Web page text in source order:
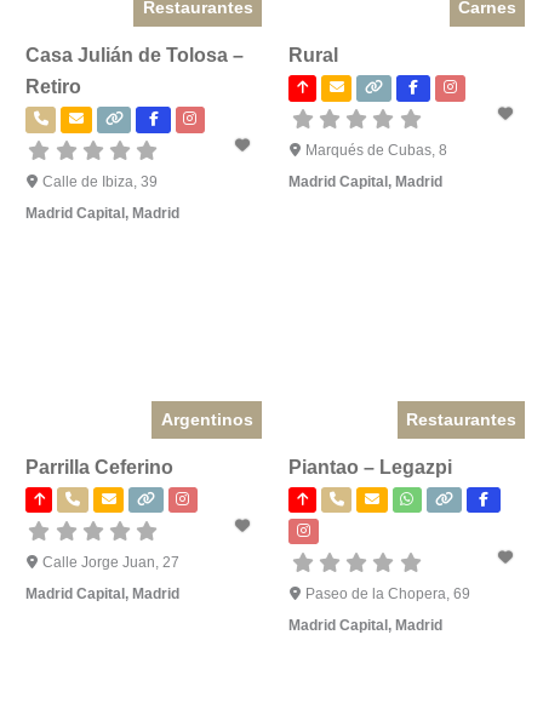
Restaurantes
Casa Julián de Tolosa –
Retiro
Calle de Ibiza, 39
Madrid Capital , Madrid
Carnes
Rural
Marqués de Cubas, 8
Madrid Capital , Madrid
Argentinos
Parrilla Ceferino
Calle Jorge Juan, 27
Madrid Capital, Madrid
Restaurantes
Piantao – Legazpi
Paseo de la Chopera, 69
Madrid Capital,Madrid